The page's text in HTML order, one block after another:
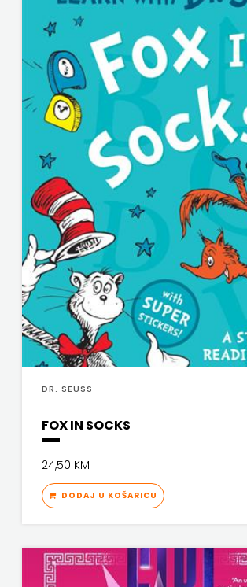
DR. SEUSS
FOX IN SOCKS
24,50 KM
DODAJ U KOŠARICU